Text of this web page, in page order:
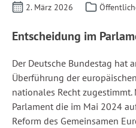
2. März 2026
Entscheidung im
Der Deutsche Bundestag hat
Überführung der
nationales Recht
Parlament die im Mai 2024
Reform des Gemeinsamen